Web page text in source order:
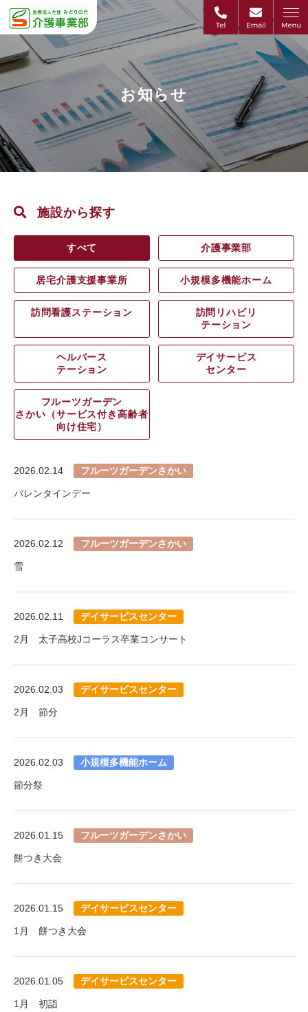
お知らせ
施設から探す
すべて 介護事業部
居宅介護支援事業所 小規模多機能ホーム
訪問看護ステーション
訪問リハビリ
テーション
ヘルパース
テーション
デイサービス
センター
フルーツガーデン
さかい（サービス付き高齢者
向け住宅）
2026.02.14 フルーツガーデンさかい
バレンタインデー
2026.02.12 フルーツガーデンさかい
雪
2026.02.11 デイサービスセンター
2月 太子高校Jコーラス卒業コンサート
2026.02.03 デイサービスセンター
2月 節分
2026.02.03 小規模多機能ホーム
節分祭
2026.01.15 フルーツガーデンさかい
餅つき大会
2026.01.15 デイサービスセンター
1月 餅つき大会
2026.01.05 デイサービスセンター
1月 初詣